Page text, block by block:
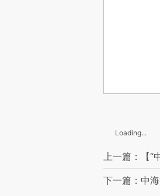
Loading...
上一篇：【“
下一篇：中